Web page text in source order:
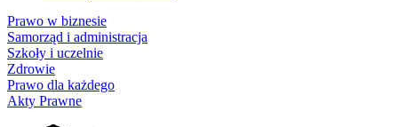
Prawo w biznesie
Samorząd i administracja
Szkoły i uczelnie
Zdrowie
Prawo dla każdego
Akty Prawne